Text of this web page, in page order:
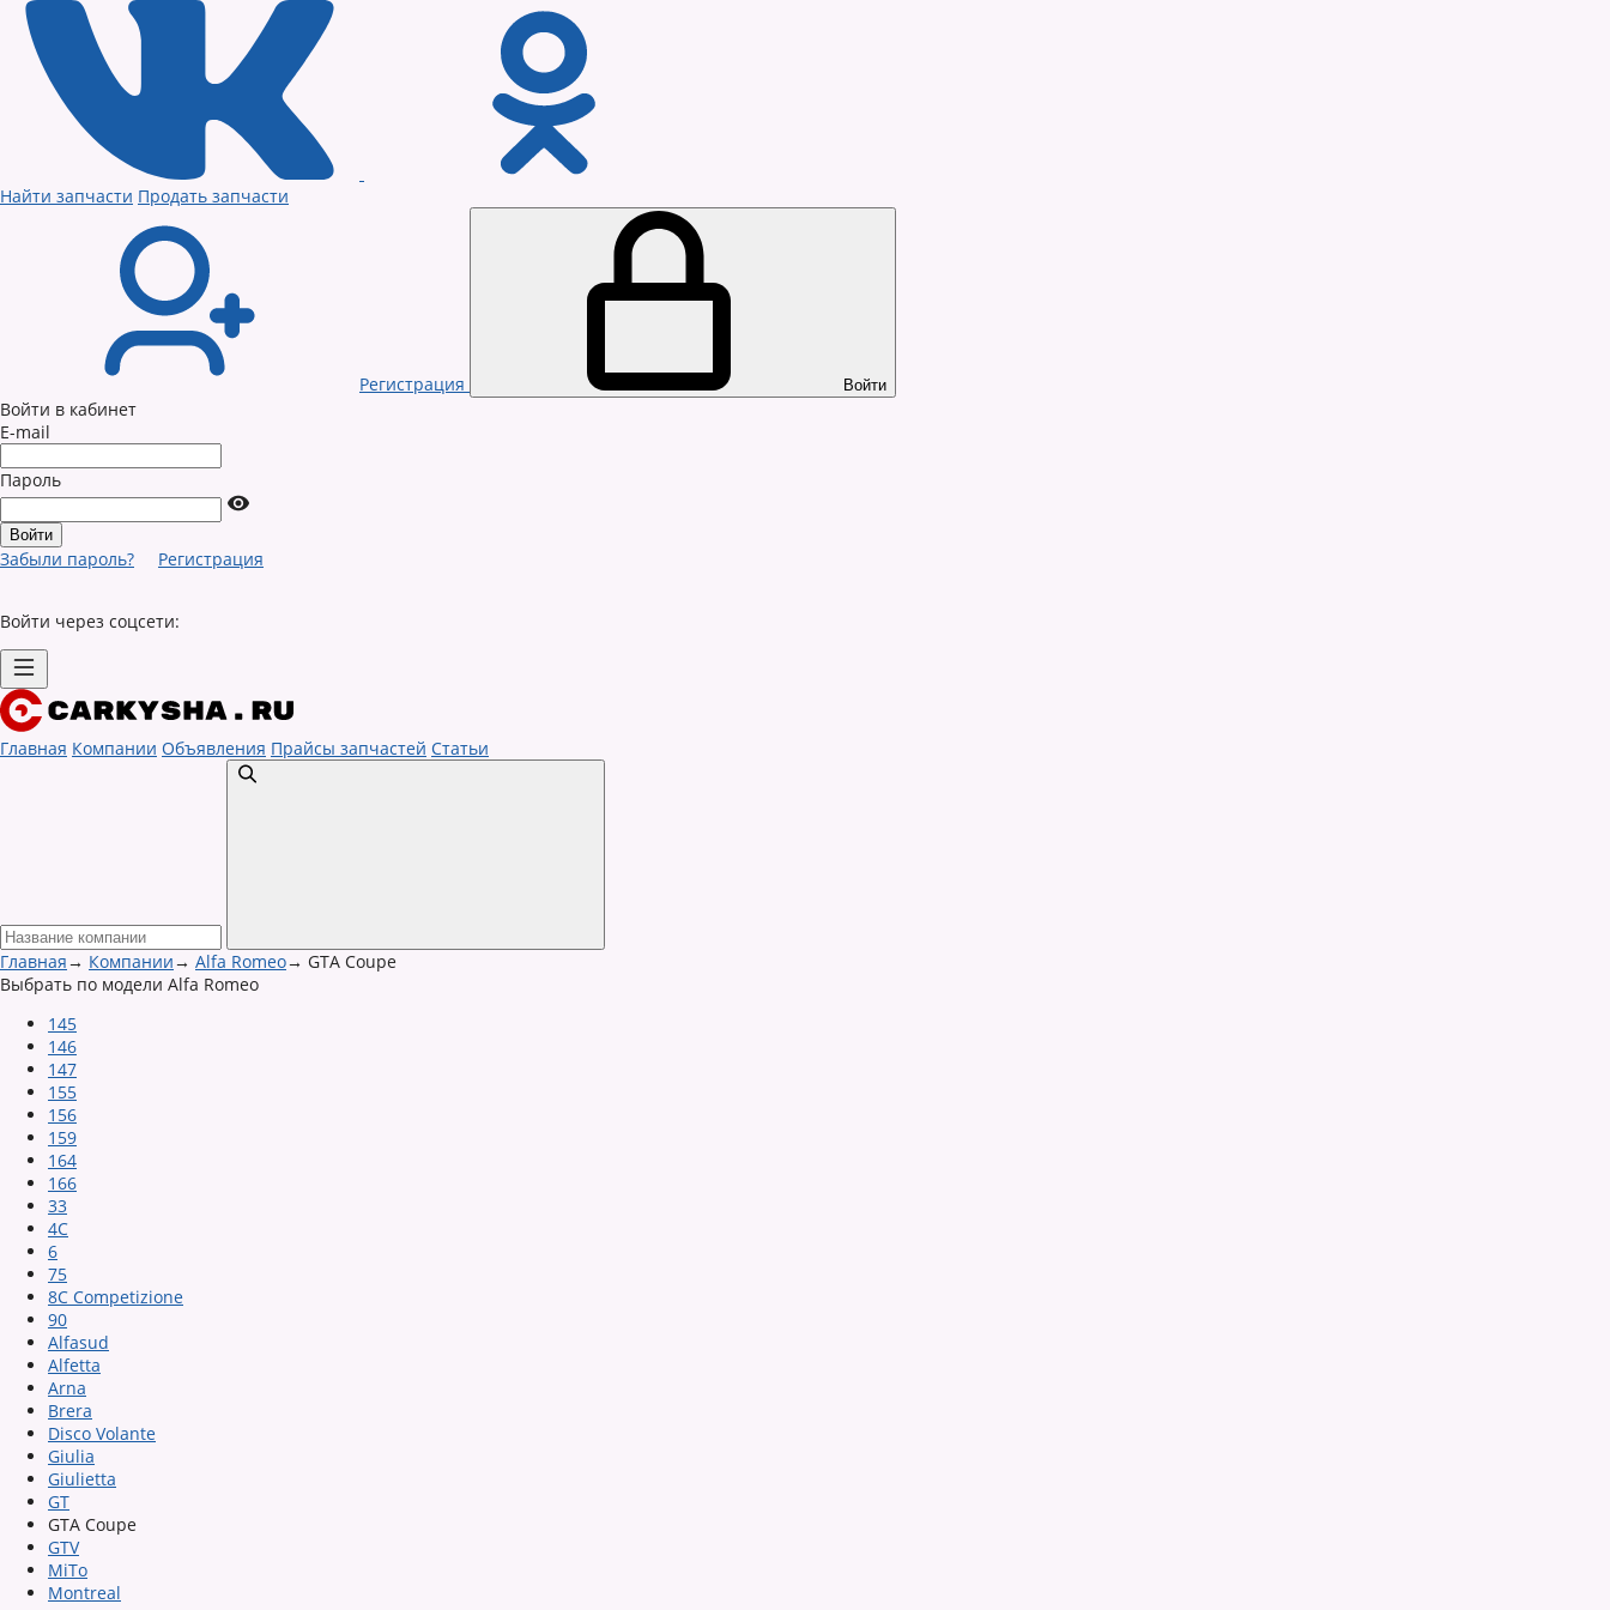
Найти запчасти Продать запчасти
Регистрация Войти
Войти в кабинет
E-mail
Пароль
Забыли пароль? Регистрация
Войти через соцсети:
Главная Компании Объявления Прайсы запчастей Статьи
Главная→ Компании→ Alfa Romeo→ GTA Coupe
Выбрать по модели Alfa Romeo
145
146
147
155
156
159
164
166
33
4C
6
75
8C Competizione
90
Alfasud
Alfetta
Arna
Brera
Disco Volante
Giulia
Giulietta
GT
GTA Coupe
GTV
MiTo
Montreal